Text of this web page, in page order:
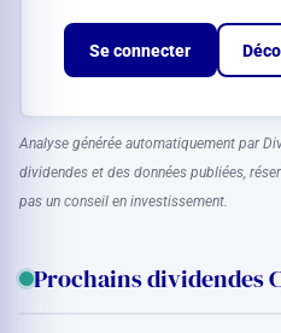
Se connecter
Analyse générée automatiquement par
dividendes et des données publiées,
pas un conseil en investissement.
Prochains dividendes